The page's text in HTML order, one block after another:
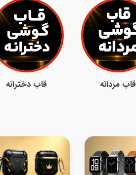
قاب مردانه قاب دخترانه